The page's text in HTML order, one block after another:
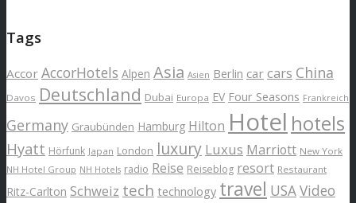
Tags
Accor AccorHotels Alpen Asia Asien Berlin car cars China
Davos Deutschland Dubai Europa EV Four Seasons Frankreich
Germany Graubünden Hamburg Hilton Hotel hotels
Hyatt Hörfunk Japan London luxury Luxus Marriott New York
NH Hotel Group NH Hotels radio Reise Reiseblog resort Restaurant
Ritz-Carlton Schweiz tech technology travel USAVideo